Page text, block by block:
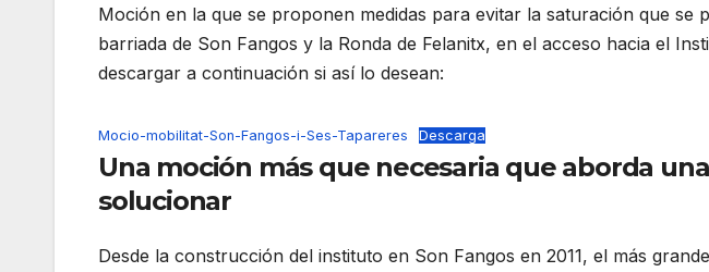
Moción en la que se proponen medidas para evitar la saturación que se
barriada de Son Fangos y la Ronda de Felanitx, en el acceso hacia el
descargar a continuación si así lo desean:
Mocio-mobilitat-Son-Fangos-i-Ses-Tapareres Descarga
Una moción más que necesaria que aborda
solucionar
Desde la construcción del instituto en Son Fangos en 2011, el más